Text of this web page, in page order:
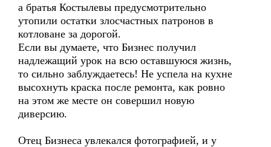
а братья Костылевы предусмотрительно
утопили остатки злосчастных патронов в
котловане за дорогой.
Если вы думаете, что Бизнес получил
надлежащий урок на всю оставшуюся жизнь,
то сильно заблуждаетесь! Не успела на кухне
высохнуть краска после ремонта, как ровно
на этом же месте он совершил новую
диверсию.
Отец Бизнеса увлекался фотографией, и у